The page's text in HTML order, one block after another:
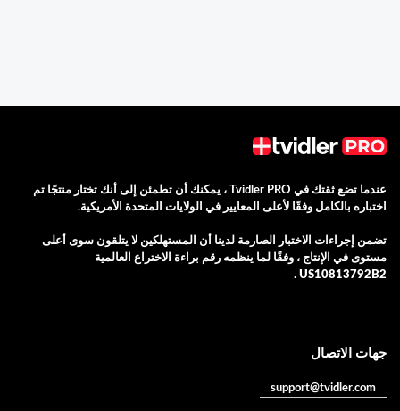
عندما تضع ثقتك في Tvidler PRO ، يمكنك أن تطمئن إلى أنك تختار منتجًا تم
اختباره بالكامل وفقًا لأعلى المعايير في الولايات المتحدة الأمريكية.
تضمن إجراءات الاختبار الصارمة لدينا أن المستهلكين لا يتلقون سوى أعلى
مستوى في الإنتاج ، وفقًا لما ينظمه رقم براءة الاختراع العالمية
US10813792B2
.
جهات الاتصال
support@tvidler.com